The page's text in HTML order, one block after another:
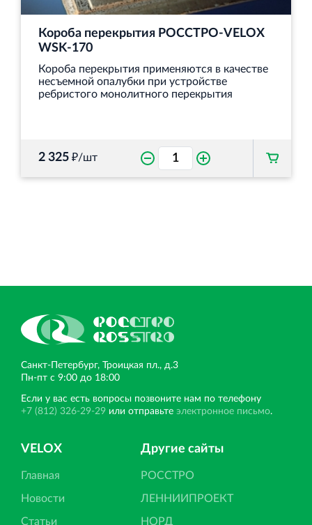
Короба перекрытия РОССТРО-VELOX
WSK-170
Короба перекрытия применяются в качестве
несъемной опалубки при устройстве
ребристого монолитного перекрытия
2 325 ₽/шт
Санкт‐Петербург, Троицкая пл., д.3
Пн‐пт с 9:00 до 18:00
Если у вас есть вопросы позвоните нам по телефону
+7 (812) 326-29-29 или отправьте электронное письмо.
VELOX
Главная
Новости
Статьи
Другие сайты
РОССТРО
ЛЕННИИПРОЕКТ
НОРД